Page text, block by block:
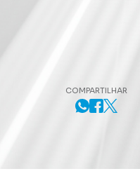
COMPARTILHAR